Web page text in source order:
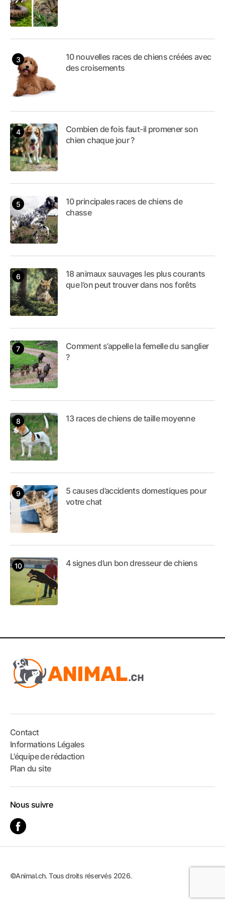
de faire plusieurs stages
10 nouvelles races de chiens créées avec
des croisements
Combien de fois faut-il promener son
chien chaque jour ?
10 principales races de chiens de
chasse
18 animaux sauvages les plus courants
que l’on peut trouver dans nos forêts
Comment s’appelle la femelle du sanglier
?
13 races de chiens de taille moyenne
5 causes d’accidents domestiques pour
votre chat
4 signes d’un bon dresseur de chiens
Contact
Informations Légales
L’équipe de rédaction
Plan du site
Nous suivre
©Animal.ch. Tous droits réservés 2026.